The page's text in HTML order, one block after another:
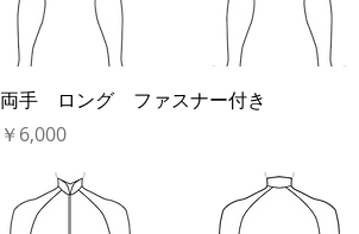
両手 ロング ファスナー付き
価格
￥6,000